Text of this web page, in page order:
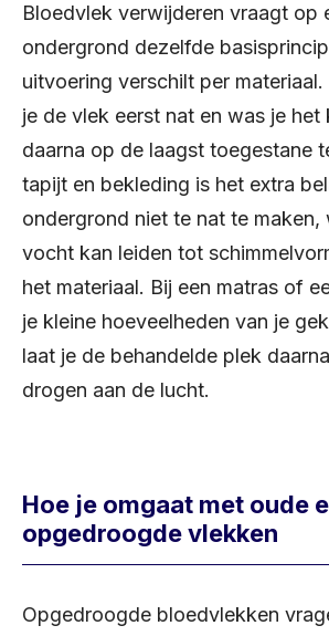
Bloedvlek verwijderen vraagt op
ondergrond dezelfde
uitvoering verschilt per
je de vlek eerst nat en was je het
daarna op de laagst toegestane
tapijt en bekleding is het extra
ondergrond niet te nat te
vocht kan leiden tot
het materiaal. Bij een matras of
je kleine hoeveelheden van je
laat je de behandelde plek
drogen aan de lucht.
Hoe je omgaat met oude
opgedroogde vlekken
Opgedroogde bloedvlekken